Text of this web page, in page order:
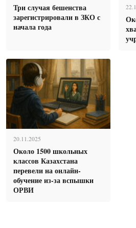
Три случая бешенства
зарегистрировали в ЗКО с
начала года
20.11.2025
Около 1500 школьных
классов Казахстана
перевели на онлайн-
обучение из-за вспышки
ОРВИ